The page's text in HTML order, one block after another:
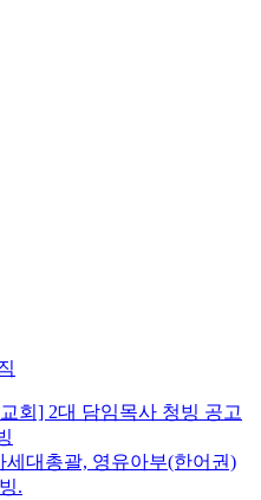
회] 2대 담임목사 청빙 공고
대총괄, 영유아부(한어권)
.